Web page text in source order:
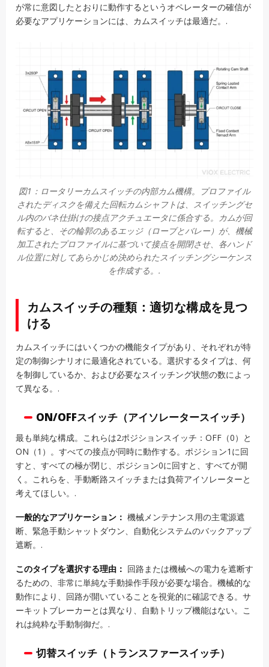
が常に意図したとおりに動作するというオペレーターの確信が
必要なアプリケーションには、カムスイッチは最適だ。.
図1：ロータリーカムスイッチの内部カム機構。プロファイル
されたディスクを備えた回転カムシャフトは、スイッチングセ
ル内のバネ仕掛けの接点アクチュエータに係合する。カムが回
転すると、その輪郭のあるエッジ（ローブとバレー）が、機械
加工されたプロファイルに基づいて接点を開閉させ、各ハンド
ル位置に対してあらかじめ決められたスイッチングシーケンス
を作成する。.
カムスイッチの種類：適切な構成を見つ
ける
カムスイッチにはいくつかの機能タイプがあり、それぞれが特
定の制御シナリオに最適化されている。選択するタイプは、何
を制御しているか、および必要なスイッチング状態の数によっ
て異なる。.
ON/OFFスイッチ（アイソレータースイッチ）
最も単純な構成。これらは2ポジションスイッチ：OFF（0）と
ON（1）。すべての接点が同時に動作する。ポジション1に回
すと、すべての極が閉じ、ポジション0に回すと、すべてが開
く。これらを、手動断路スイッチまたは負荷アイソレーターと
考えてほしい。.
一般的なアプリケーション： 機械メンテナンス用の主電源遮
断、緊急手動シャットダウン、自動化システムのバックアップ
遮断。.
このタイプを選択する理由： 回路または機械への電力を遮断す
るための、非常に単純な手動操作手段が必要な場合。機械的な
動作により、回路が開いていることを視覚的に確認できる。サ
ーキットブレーカーとは異なり、自動トリップ機能はない。こ
れは純粋な手動制御だ。.
切替スイッチ（トランスファースイッチ）